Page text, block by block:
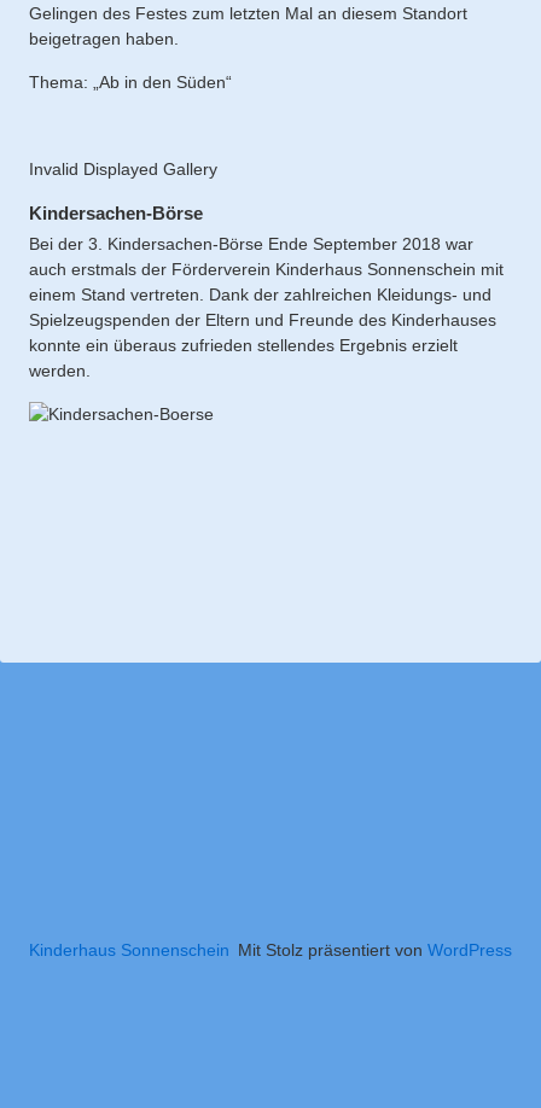
Gelingen des Festes zum letzten Mal an diesem Standort
beigetragen haben.
Thema: „Ab in den Süden“
Invalid Displayed Gallery
Kindersachen-Börse
Bei der 3. Kindersachen-Börse Ende September 2018 war
auch erstmals der Förderverein Kinderhaus Sonnenschein mit
einem Stand vertreten. Dank der zahlreichen Kleidungs- und
Spielzeugspenden der Eltern und Freunde des Kinderhauses
konnte ein überaus zufrieden stellendes Ergebnis erzielt
werden.
Kinderhaus Sonnenschein Mit Stolz präsentiert von WordPress